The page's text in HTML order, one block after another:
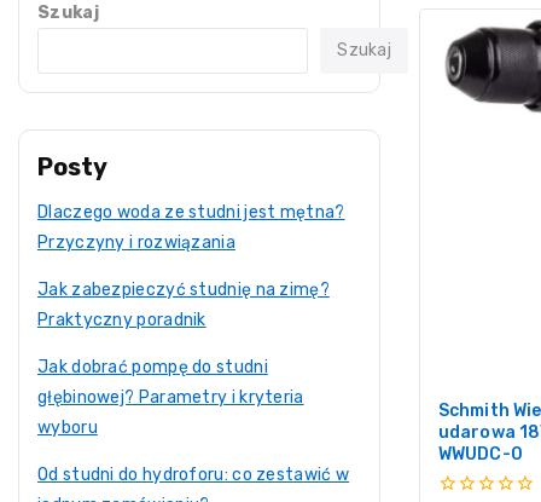
Schmith
udarowa
WWUDC-0
Szukaj
Szukaj
Posty
Dlaczego woda ze studni jest mętna?
Przyczyny i rozwiązania
Jak zabezpieczyć studnię na zimę?
Praktyczny poradnik
Jak dobrać pompę do studni
głębinowej? Parametry i kryteria
wyboru
Od studni do hydroforu: co zestawić w